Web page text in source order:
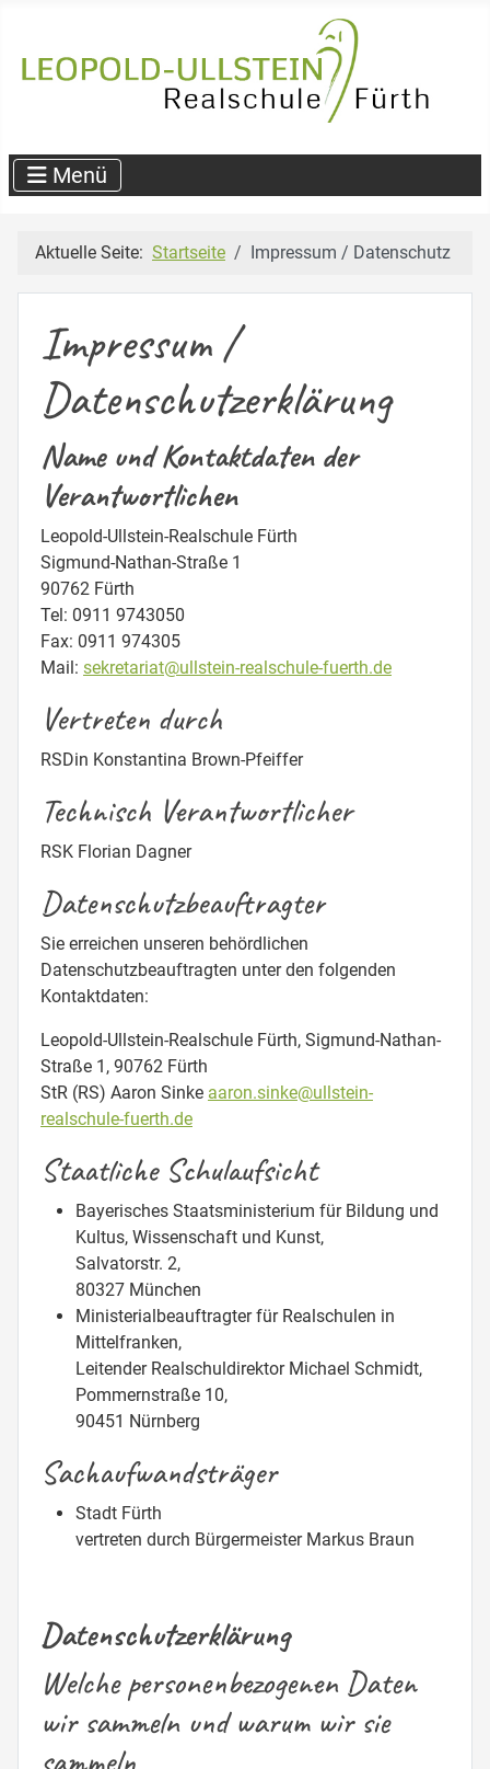
Aktuelle Seite: Startseite Impressum / Datenschutz
Impressum /
Datenschutzerklärung
Name und Kontaktdaten der
Verantwortlichen
Leopold-Ullstein-Realschule Fürth
Sigmund-Nathan-Straße 1
90762 Fürth
Tel: 0911 9743050
Fax: 0911 974305
Mail: sekretariat@ullstein-realschule-fuerth.de
Vertreten durch
RSDin Konstantina Brown-Pfeiffer
Technisch Verantwortlicher
RSK Florian Dagner
Datenschutzbeauftragter
Sie erreichen unseren behördlichen
Datenschutzbeauftragten unter den folgenden
Kontaktdaten:
Leopold-Ullstein-Realschule Fürth, Sigmund-Nathan-
Straße 1, 90762 Fürth
StR (RS) Aaron Sinke aaron.sinke@ullstein-
realschule-fuerth.de
Staatliche Schulaufsicht
Bayerisches Staatsministerium für Bildung und
Kultus, Wissenschaft und Kunst,
Salvatorstr. 2,
80327 München
Ministerialbeauftragter für Realschulen in
Mittelfranken,
Leitender Realschuldirektor Michael Schmidt,
Pommernstraße 10,
90451 Nürnberg
Sachaufwandsträger
Stadt Fürth
vertreten durch Bürgermeister Markus Braun
Datenschutzerklärung
Welche personenbezogenen Daten
wir sammeln und warum wir sie